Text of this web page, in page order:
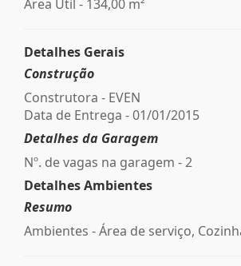
Área Útil - 134,00 m²
Detalhes Gerais
Construção
Construtora - EVEN
Data de Entrega - 01/01/2015
Detalhes da Garagem
Nº. de vagas na garagem - 2
Detalhes Ambientes
Resumo
Ambientes - Área de serviço,